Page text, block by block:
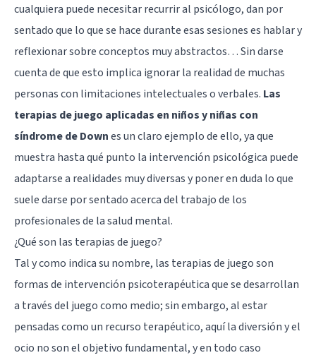
cualquiera puede necesitar recurrir al psicólogo, dan por
sentado que lo que se hace durante esas sesiones es hablar y
reflexionar sobre conceptos muy abstractos… Sin darse
cuenta de que esto implica ignorar la realidad de muchas
personas con limitaciones intelectuales o verbales. Las
terapias de juego aplicadas en niños y niñas con
síndrome de Downes un claro ejemplo de ello, ya que
muestra hasta qué punto la intervención psicológica puede
adaptarse a realidades muy diversas y poner en duda lo que
suele darse por sentado acerca del trabajo de los
profesionales de la salud mental.
¿Qué son las terapias de juego?
Tal y como indica su nombre, las terapias de juego son
formas de intervención psicoterapéutica que se desarrollan
a través del juego como medio; sin embargo, al estar
pensadas como un recurso terapéutico, aquí la diversión y el
ocio no son el objetivo fundamental, y en todo caso